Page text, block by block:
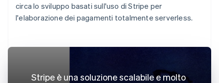
circa lo sviluppo basati sull'uso di Stripe per
l'elaborazione dei pagamenti totalmente serverless.
Stripe è una soluzione scalabile e molto